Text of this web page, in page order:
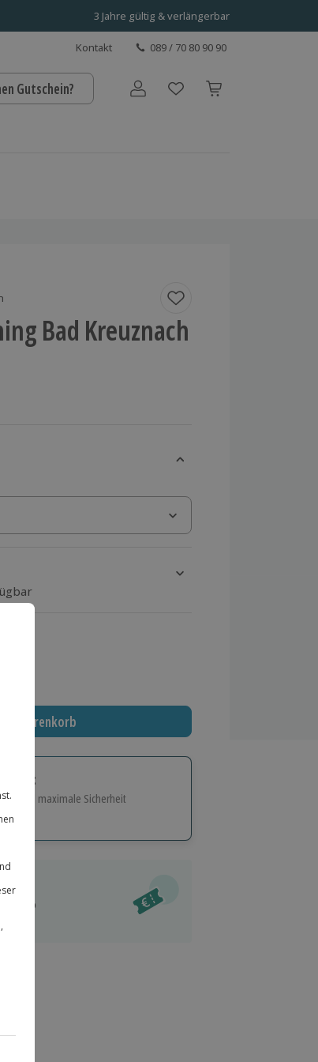
3 Jahre gültig & verlängerbar
Kontakt 089 / 70 80 90 90
Gutschein? Benutzerkonto
Bad Kreuznach
Warenkorb
und maximale Sicherheit
einlösbar.